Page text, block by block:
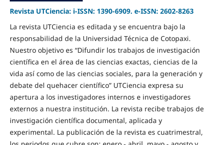
Revista UTCiencia: i-ISSN: 1390-6909. e-ISSN: 2602-8263
La revista UTCiencia es editada y se encuentra bajo la
responsabilidad de la Universidad Técnica de Cotopaxi.
Nuestro objetivo es “Difundir los trabajos de investigación
científica en el área de las ciencias exactas, ciencias de la
vida así como de las ciencias sociales, para la generación y
debate del quehacer científico” UTCiencia expresa su
apertura a los investigadores internos e investigadores
externos a nuestra institución. La revista recibe trabajos de
investigación científica documental, aplicada y
experimental. La publicación de la revista es cuatrimestral,